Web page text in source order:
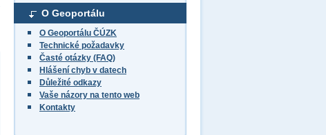
O Geoportálu
O Geoportálu ČÚZK
Technické požadavky
Časté otázky (FAQ)
Hlášení chyb v datech
Důležité odkazy
Vaše názory na tento web
Kontakty